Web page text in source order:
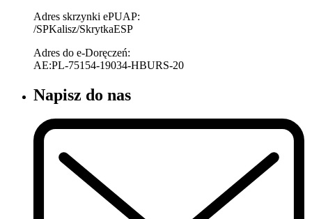
Adres skrzynki ePUAP:
/SPKalisz/SkrytkaESP
Adres do e-Doręczeń:
AE:PL-75154-19034-HBURS-20
Napisz do nas